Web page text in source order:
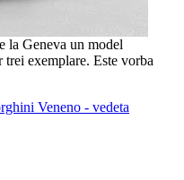
la Geneva un model
exemplare. Este vorba
Veneno - vedeta